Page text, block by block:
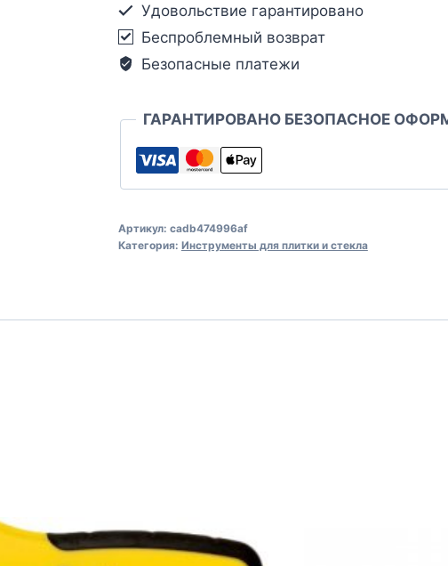
Удовольствие гарантировано
Беспроблемный возврат
Безопасные платежи
ГАРАНТИРОВАНО БЕЗОПАСНОЕ
Артикул: cadb474996af
Категория: Инструменты для плитки и стекла